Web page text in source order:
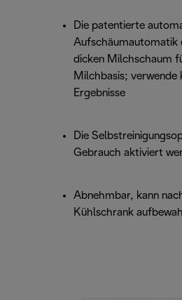
Die patentierte
Aufschäumautomatik
dicken Milchschaum
Milchbasis;
Ergebnisse
Die
Gebrauch aktiviert
Abnehmbar, kann
Kühlschrank